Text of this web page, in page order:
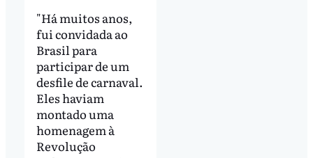
"Há muitos anos,
fui convidada ao
Brasil para
participar de um
desfile de carnaval.
Eles haviam
montado uma
homenagem à
Revolução